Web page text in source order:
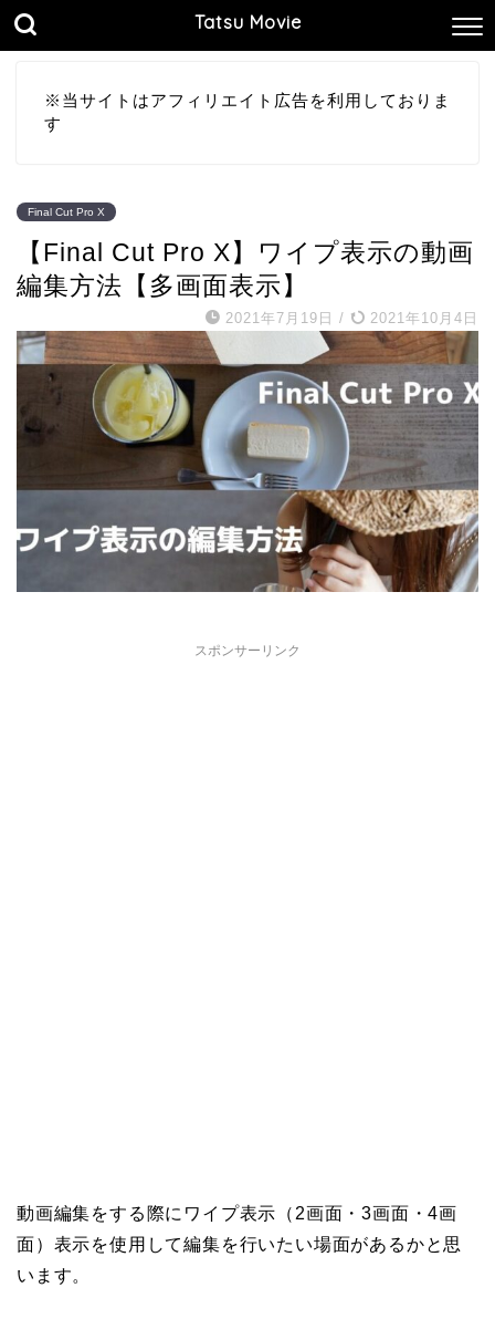
Tatsu Movie
※当サイトはアフィリエイト広告を利用しておりま
す
Final Cut Pro X
【Final Cut Pro X】ワイプ表示の動画
編集方法【多画面表示】
2021年7月19日 / 2021年10月4日
スポンサーリンク
動画編集をする際にワイプ表示（2画面・3画面・4画
面）表示を使用して編集を行いたい場面があるかと思
います。